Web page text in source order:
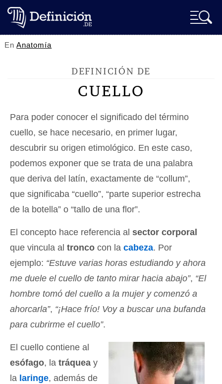
EnAnatomía
DEFINICIÓN DE
CUELLO
Para poder conocer el significado del término
cuello, se hace necesario, en primer lugar,
descubrir su origen etimológico. En este caso,
podemos exponer que se trata de una palabra
que deriva del latín, exactamente de “collum”,
que significaba “cuello”, “parte superior estrecha
de la botella” o “tallo de una flor”.
El concepto hace referencia al sector corporal
que vincula al tronco con la cabeza. Por
ejemplo: “Estuve varias horas estudiando y ahora
me duele el cuello de tanto mirar hacia abajo”, “El
hombre tomó del cuello a la mujer y comenzó a
ahorcarla”, “¡Hace frío! Voy a buscar una bufanda
para cubrirme el cuello”.
El cuello contiene al
esófago, la tráquea y
la laringe, además de